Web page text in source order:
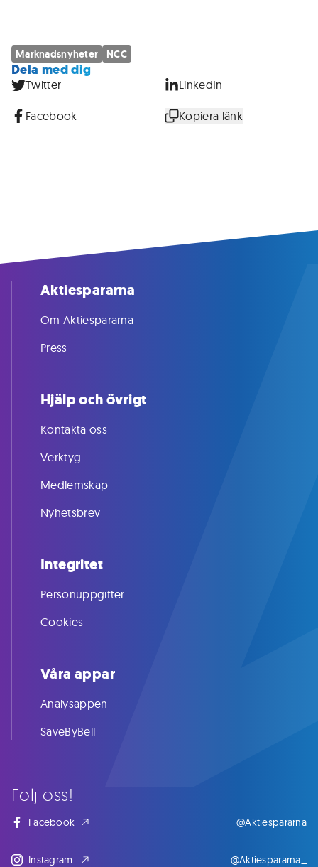
Marknadsnyheter NCC
Dela med dig
Twitter LinkedIn
Facebook Kopiera länk
Följ oss!
Facebook @Aktiespararna
Instagram @Aktiespararna_
Aktiespararna
Om Aktiespararna
Press
Hjälp och övrigt
Kontakta oss
Verktyg
Medlemskap
Nyhetsbrev
Integritet
Personuppgifter
Cookies
Våra appar
Analysappen
SaveByBell